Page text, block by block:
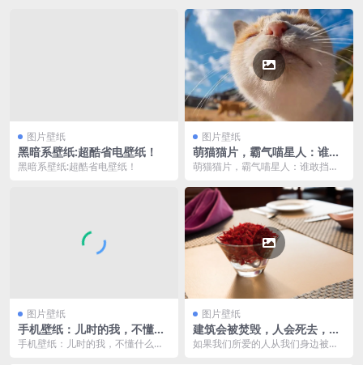
图片壁纸
黑暗系壁纸:超酷省电壁纸！
黑暗系壁纸:超酷省电壁纸！
图片壁纸
萌猫猫片，霸气喵星人：谁敢
挡道？
萌猫猫片，霸气喵星人：谁敢挡
早就跟别人睡着了。 你...
图片壁纸
手机壁纸：儿时的我，不懂什
么叫选择。
手机壁纸：儿时的我，不懂什么叫
图片壁纸
建筑会被焚毁，人会死去，而
真爱永存。
如果我们所爱的人从我们身边被偷